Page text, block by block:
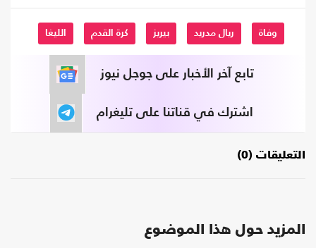
وفاة ريال مدريد بيريز كرة القدم الليغا
تابع آخر الأخبار على جوجل نيوز
اشترك في قناتنا على تليغرام
التعليقات (0)
المزيد حول هذا الموضوع